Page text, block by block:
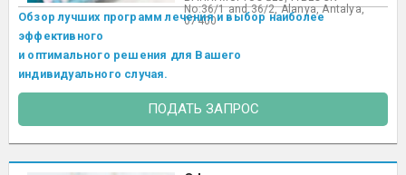
No:36/1 and 36/2, Alanya, Antalya,
07400
Обзор лучших программ лечения и выбор наиболее
эффективного
и оптимального решения для Вашего
индивидуального случая.
ПОДАТЬ ЗАПРОС